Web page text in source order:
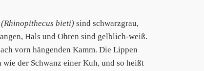
(Rhinopithecus bieti) sind schwarzgrau,
Hals und Ohren sind gelblich-weiß.
vorn hängenden Kamm. Die Lippen
der Schwanz einer Kuh, und so heißt